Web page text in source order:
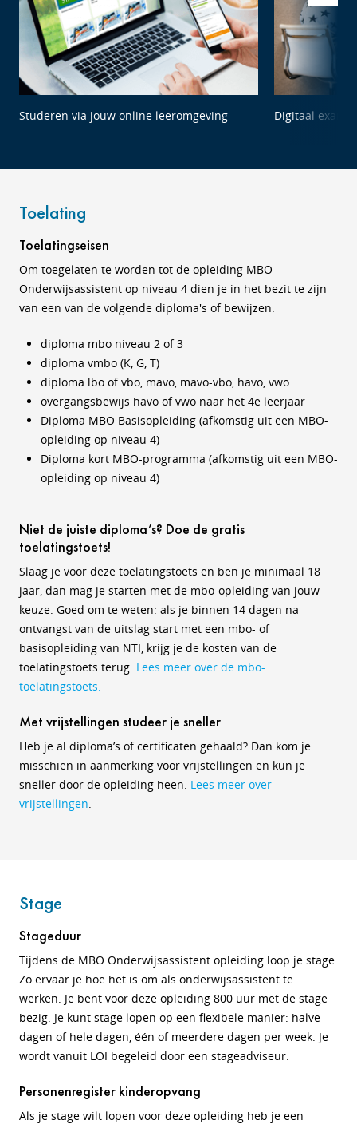
Studeren via jouw online leeromgeving Digitaal
Toelating
Toelatingseisen
Om toegelaten te worden tot de opleiding MBO
Onderwijsassistent op niveau 4 dien je in het bezit te zijn
van een van de volgende diploma's of bewijzen:
diploma mbo niveau 2 of 3
diploma vmbo (K, G, T)
diploma lbo of vbo, mavo, mavo-vbo, havo, vwo
overgangsbewijs havo of vwo naar het 4e leerjaar
Diploma MBO Basisopleiding (afkomstig uit een MBO-
opleiding op niveau 4)
Diploma kort MBO-programma (afkomstig uit een MBO-
opleiding op niveau 4)
Niet de juiste diploma’s? Doe de gratis
toelatingstoets!
Slaag je voor deze toelatingstoets en ben je minimaal 18
jaar, dan mag je starten met de mbo-opleiding van jouw
keuze. Goed om te weten: als je binnen 14 dagen na
ontvangst van de uitslag start met een mbo- of
basisopleiding van NTI, krijg je de kosten van de
toelatingstoets terug. Lees meer over de mbo-
toelatingstoets.
Met vrijstellingen studeer je sneller
Heb je al diploma’s of certificaten gehaald? Dan kom je
misschien in aanmerking voor vrijstellingen en kun je
sneller door de opleiding heen. Lees meer over
vrijstellingen.
Stage
Stageduur
Tijdens de MBO Onderwijsassistent opleiding loop je stage.
Zo ervaar je hoe het is om als onderwijsassistent te
werken. Je bent voor deze opleiding 800 uur met de stage
bezig. Je kunt stage lopen op een flexibele manier: halve
dagen of hele dagen, één of meerdere dagen per week. Je
wordt vanuit LOI begeleid door een stageadviseur.
Personenregister kinderopvang
Als je stage wilt lopen voor deze opleiding heb je een